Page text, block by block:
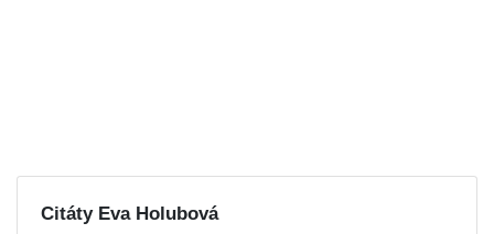
Citáty Eva Holubová